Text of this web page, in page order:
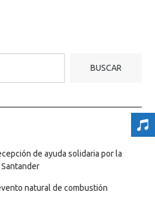
BUSCAR
de ayuda solidaria por la
natural de combustión